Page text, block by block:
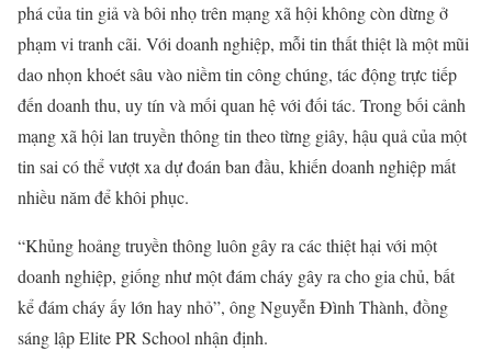
phá của tin giả và bôi nhọ trên mạng xã hội không còn dừng ở
phạm vi tranh cãi. Với doanh nghiệp, mỗi tin thất thiệt là một mũi
dao nhọn khoét sâu vào niềm tin công chúng, tác động trực tiếp
đến doanh thu, uy tín và mối quan hệ với đối tác. Trong bối cảnh
mạng xã hội lan truyền thông tin theo từng giây, hậu quả của một
tin sai có thể vượt xa dự đoán ban đầu, khiến doanh nghiệp mất
nhiều năm để khôi phục.
“Khủng hoảng truyền thông luôn gây ra các thiệt hại với một
doanh nghiệp, giống như một đám cháy gây ra cho gia chủ, bất
kể đám cháy ấy lớn hay nhỏ”, ông Nguyễn Đình Thành, đồng
sáng lập Elite PR School nhận định.